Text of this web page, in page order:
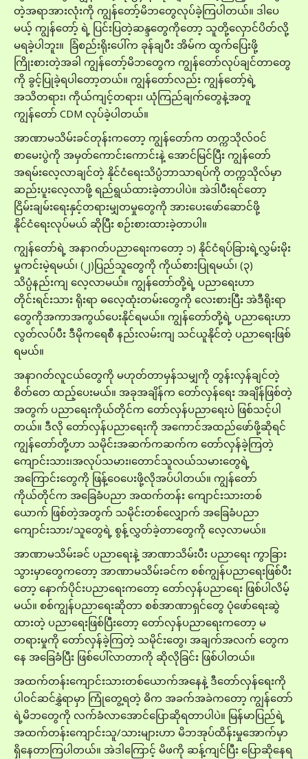
တဲ့အရာအားလုံးကို ကျွန်တော့်မိဘတွေလုပ်ခဲ့ကြပါတယ်။ ဒါပေ
မယ့် ကျွန်တော့် ရဲ့ ပြင်းပြတဲ့ဆန္ဒတွေကိုတော့ သူတို့လှောင်ပိတ်လို့
မရခဲ့ပါဘူး။ ခြံစည်းရိုးပေါ်က ခုန်ချပီး အိမ်က ထွက်ပြေးဖို့
ကြိုးစားတဲ့အခါ ကျွန်တော့်မိဘတွေက ကျွန်တော်လုပ်ချင်တာတွေ
ကို ခွင့်ပြုခဲ့ရပါတော့တယ်။ ကျွန်တော်လည်း ကျွန်တော့်ရဲ့
အသိတရား၊ ကိုယ်ကျင့်တရား၊ ယုံကြည်ချက်တွေနဲ့အတူ
ကျွန်တော် CDM လုပ်ခဲ့ပါတယ်။
အာဏာမသိမ်းခင်တုန်းကတော့ ကျွန်တော်က တက္ကသိုလ်ဝင်
စာမေးပွဲကို အမှတ်ကောင်းကောင်းနဲ့ အောင်မြင်ပြီး ကျွန်တော်
အရမ်းလေ့လာချင်တဲ့ နိုင်ငံ‌ရေးသိပ္ပံဘာသာရပ်ကို တက္ကသိုလ်မှာ
ဆည်းပူးလေ့လာဖို့ ရည်ရွယ်ထားခဲ့တာပါပဲ။ အဲဒါပီးရင်တော့
ငြိမ်းချမ်းရေးနှင့်တရားမျှတမှုတွေကို အားပေးဖော်ဆောင်ဖို့
နိုင်ငံရေးလုပ်မယ် ဆိုပြီး စဉ်းစားထားခဲ့တာပါ။
ကျွန်တော်ရဲ့ အနာဂတ်ပညာရေးကတော့ ၁) နိုင်ငံရပ်ခြားရဲ့လွှမ်းမိုး
မှုကင်းမဲ့ရမယ်၊ (၂)ပြည်သူတွေကို ကိုယ်စားပြုရမယ်၊ (၃)
သိပ္ပံနည်းကျ လေ့လာမယ်။ ကျွန်တော်တို့ရဲ့ ပညာရေးဟာ
တိုင်းရင်းသား ရိုးရာ ဓလေ့ထုံးတမ်းတွေကို လေးစားပြီး အဲဒီရိုးရာ
တွေကိုအကာအကွယ်ပေးနိုင်ရမယ်။ ကျွန်တော်တို့ရဲ့ ပညာရေးဟာ
လွတ်လပ်ပီး ဒီမိုကရေစီ နည်းလမ်းကျ သင်ယူနိုင်တဲ့ ပညာရေးဖြစ်
ရမယ်။
အနာဂတ်လူငယ်တွေကို မဟုတ်တာမှန်သမျှကို တွန်းလှန်ချင်တဲ့
စိတ်တေ ထည့်ပေးမယ်။ အခုအချိန်က တော်လှန်‌ရေး အချိန်ဖြစ်တဲ့
အတွက် ပညာရေးကိုယ်တိုင်က တော်လှန်ပညာရေးပဲ ဖြစ်သင့်ပါ
တယ်။ ဒီလို တော်လှန်ပညာရေးကို အကောင်အထည်ဖော်ဖို့ဆိုရင်
ကျွန်တော်တို့ဟာ သမိုင်းအဆက်ကဆက်က တော်လှန်ခဲ့ကြတဲ့
ကျောင်းသား၊အလုပ်သမား၊တောင်သူလယ်သမားတွေရဲ့
အကြောင်းတွေကို ဖြန့်ဝေပေးဖို့လိုအပ်ပါတယ်။ ကျွန်တော်
ကိုယ်တိုင်က အခြေခံပညာ အထက်တန်း ကျောင်းသားတစ်
ယောက် ဖြစ်တဲ့အတွက် သမိုင်းတစ်လျှောက် အခြေခံပညာ
ကျောင်းသား/သူတွေရဲ့ စွန့်လွှတ်ခဲ့တာတွေကို လေ့လာမယ်။
အာဏာမသိမ်းခင် ပညာရေးနဲ့ အာဏာသိမ်းပီး ပညာရေး ကွာခြား
သွားမှာတွေကတော့ အာဏာမသိမ်းခင်က စစ်ကျွန်ပညာရေးဖြစ်ပီး
တော့ နောက်ပိုင်းပညာရေးကတော့ တော်လှန်ပညာရေး ဖြစ်ပါလိမ့်
မယ်။ စစ်ကျွန်ပညာရေးဆိုတာ စစ်အာဏာရှင်တွေ ပုံဖော်ရေးဆွဲ
ထားတဲ့ ပညာရေးဖြစ်ပြီးတော့ တော်လှန်ပညာရေးကတော့ မ
တရားမှုကို တော်လှန်ခဲ့ကြတဲ့ သမိုင်းတွေ၊ အချက်အလက် တွေက
နေ အခြေခံပြီး ဖြစ်ပေါ်လာတာကို ဆိုလိုခြင်း ဖြစ်ပါတယ်။
အထက်တန်းကျောင်းသားတစ်ယောက်အနေနဲ့ ဒီတော်လှန်ရေးကို
ပါဝင်ဆင်နွှဲရာမှာ ကြုံတွေ့ရတဲ့ ဓိက အခက်အခဲကတော့ ကျွန်တော်
ရဲ့မိဘတွေကို လက်ခံလာအောင်ပြောဆိုရတာပါပဲ။ မြန်မာပြည်ရဲ့
အထက်တန်းကျောင်းသူ/သားများဟာ မိဘအုပ်ထိန်းမှုအောက်မှာ
ရှိနေတာကြပါတယ်။ အဲဒါကြောင့် မိဖကို ဆန့်ကျင်ပြီး ပြောဆိုနေရ